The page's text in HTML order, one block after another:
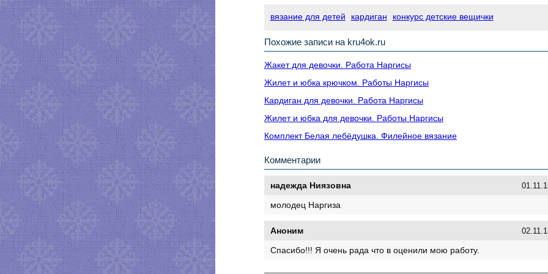
вязание для детей кардиган конкурс детские вещички
Похожие записи на kru4ok.ru
Жакет для девочки. Работа Наргисы
Жилет и юбка крючком. Работы Наргисы
Кардиган для девочки. Работа Наргисы
Жилет и юбка для девочки. Работы Наргисы
Комплект Белая лебёдушка. Филейное вязание
Комментарии
надежда Ниязовна
молодец Наргиза
Аноним
Спасибо!!! Я очень рада что в оценили мою работу.